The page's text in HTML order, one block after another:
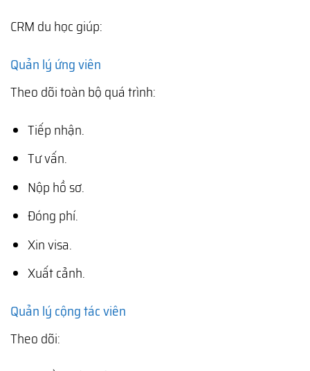
CRM du học giúp:
Quản lý ứng viên
Theo dõi toàn bộ quá trình:
Tiếp nhận.
Tư vấn.
Nộp hồ sơ.
Đóng phí.
Xin visa.
Xuất cảnh.
Quản lý cộng tác viên
Theo dõi: